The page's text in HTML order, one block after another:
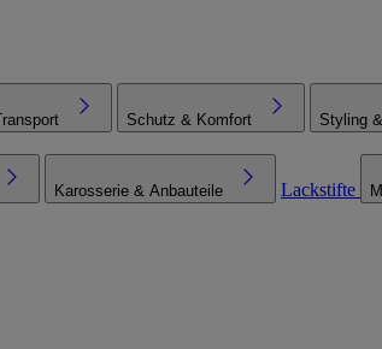
Schutz & Komfort Styling
Karosserie & Anbauteile Lackstifte